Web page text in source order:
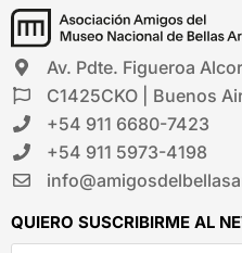
HISTORIA DEL ARTE EN 1 AÑO
La Edad Media: el
Mariano Gilmore
Un recorrido por uno de
coloridos de la historia
4 clases